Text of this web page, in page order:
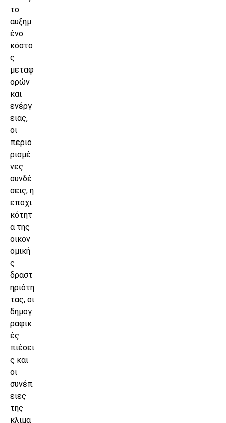
το
αυξημ
ένο
κόστο
ς
μεταφ
ορών
και
ενέργ
ειας,
οι
περιο
ρισμέ
νες
συνδέ
σεις, η
εποχι
κότητ
α της
οικον
ομική
ς
δραστ
ηριότη
τας, οι
δημογ
ραφικ
ές
πιέσει
ς και
οι
συνέπ
ειες
της
κλιμα